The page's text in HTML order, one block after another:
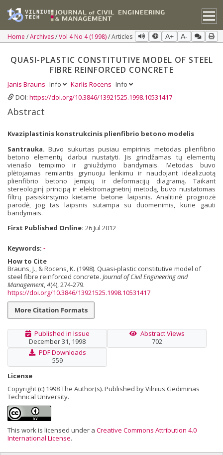
Home Archives Vol 4 No 4 (1998) Articles A+ A-
QUASI-PLASTIC CONSTITUTIVE MODEL OF STEEL
FIBRE REINFORCED CONCRETE
Janis Brauns Info Karlis Rocens Info
DOI: https://doi.org/10.3846/13921525.1998.10531417
Abstract
Kvaziplastinis konstrukcinis plienfibrio betono modelis
Santrauka. Buvo sukurtas pusiau empirinis metodas plienfibrio
betono elementų darbui nustatyti. Jis grindžamas tų elementų
vienašo tempimo ir gniuždymo bandymais. Metodas buvo
plėtojamas remiantis grynuoju lenkimu ir naudojant idealizuotą
plienfibrio betono įempių ir deformacijų diagramą. Taikant
stereologinį principą ir elektromagnetinį metodą, buvo nustatomas
filtrų pasiskirstymo kietame betone laipsnis. Analitinė prognozė
parodė, jog tas laipsnis sutampa su duomenimis, kurie gauti
bandymais.
First Published Online: 26 Jul 2012
Keywords: -
How to Cite
Brauns, J., & Rocens, K. (1998). Quasi-plastic constitutive model of
steel fibre reinforced concrete. Journal of Civil Engineering and
Management,4(4), 274-279.
https://doi.org/10.3846/13921525.1998.10531417
More Citation Formats
Published in Issue
December 31, 1998
Abstract Views
702
PDF Downloads
559
License
Copyright (c) 1998 The Author(s). Published by Vilnius Gediminas
Technical University.
This work is licensed under a Creative Commons Attribution 4.0
International License.